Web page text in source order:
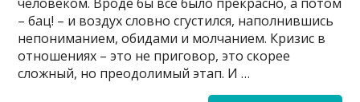
– бац! – и воздух словно сгустился, наполнившись
непониманием, обидами и молчанием. Кризис в
отношениях – это не приговор, это скорее
сложный, но преодолимый этап. И …